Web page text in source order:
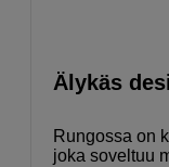
Älykäs
Rungossa on
joka soveltuu